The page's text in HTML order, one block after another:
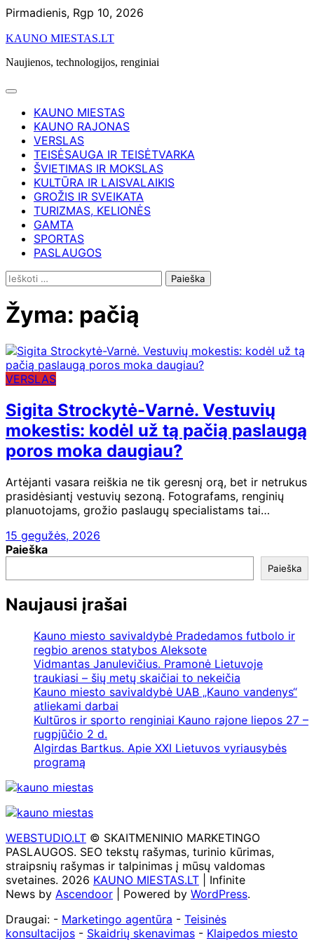
Skip
content
Pirmadienis, Rgp 10, 2026
KAUNO MIESTAS.LT
Naujienos, technologijos, renginiai
KAUNO MIESTAS
KAUNO RAJONAS
VERSLAS
TEISĖSAUGA IR TEISĖTVARKA
ŠVIETIMAS IR MOKSLAS
KULTŪRA IR LAISVALAIKIS
GROŽIS IR SVEIKATA
TURIZMAS, KELIONĖS
GAMTA
SPORTAS
PASLAUGOS
Ieškoti:
Žyma: pačią
VERSLAS
Sigita Strockytė-Varnė. Vestuvių
mokestis: kodėl už tą pačią paslaugą
poros moka daugiau?
Artėjanti vasara reiškia ne tik geresnį orą, bet ir netrukus
prasidėsiantį vestuvių sezoną. Fotografams, renginių
planuotojams, grožio paslaugų specialistams tai…
15 gegužės, 2026
Paieška
Paieška
Naujausi įrašai
Kauno miesto savivaldybė Pradedamos futbolo ir
regbio arenos statybos Aleksote
Vidmantas Janulevičius. Pramonė Lietuvoje
traukiasi – šių metų skaičiai to nekeičia
Kauno miesto savivaldybė UAB „Kauno vandenys“
atliekami darbai
Kultūros ir sporto renginiai Kauno rajone liepos 27 –
rugpjūčio 2 d.
Algirdas Bartkus. Apie XXI Lietuvos vyriausybės
programą
WEBSTUDIO.LT © SKAITMENINIO MARKETINGO
PASLAUGOS. SEO tekstų rašymas, turinio kūrimas,
straipsnių rašymas ir talpinimas į mūsų valdomas
svetaines. 2026 KAUNO MIESTAS.LT | Infinite
News by Ascendoor | Powered by WordPress.
Draugai: - Marketingo agentūra - Teisinės
konsultacijos - Skaidrių skenavimas - Klaipedos miesto